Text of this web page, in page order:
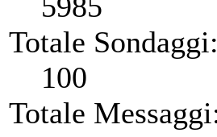
Totale Sondaggi:
100
Totale